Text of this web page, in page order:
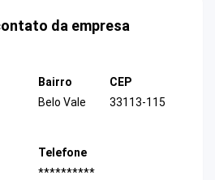
da empresa
Bairro
Belo Vale
CEP
33113-115
Telefone
**********